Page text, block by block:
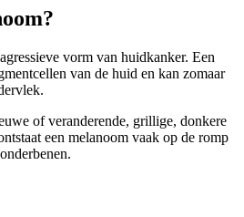
vorm van huidkanker. Een
van de huid en kan zomaar
of veranderende, grillige, donkere
een melanoom vaak op de romp